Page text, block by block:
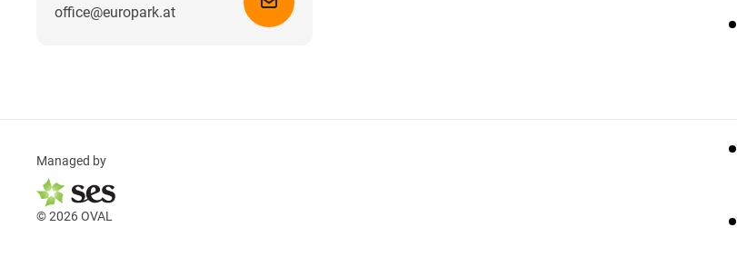
office@europark.at
Managed by
© 2026 OVAL